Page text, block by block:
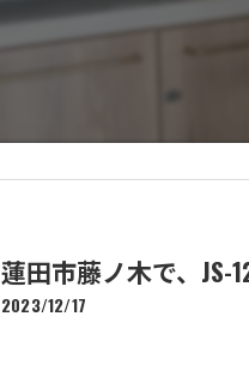
蓮田市藤ノ木で、JS-
2023/12/17